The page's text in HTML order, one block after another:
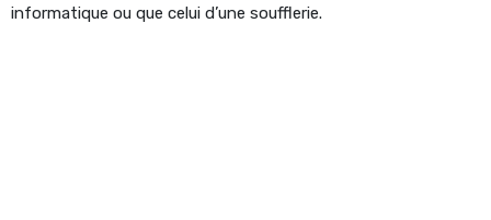
informatique ou que celui d’une soufflerie.